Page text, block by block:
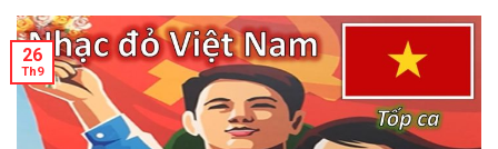
26
Th9